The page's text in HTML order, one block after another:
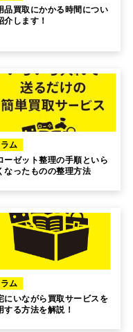
品買取にかかる時間につい
介します！
ム
ーゼット整理の手順といら
なったものの整理方法
ム
にいながら買取サービスを
する方法を解説！